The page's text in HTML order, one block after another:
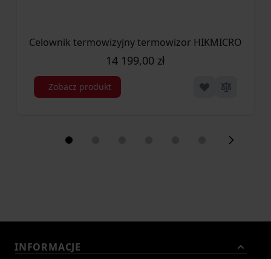
Celownik termowizyjny termowizor HIKMICRO by
14 199,00 zł
Zobacz produkt
INFORMACJE